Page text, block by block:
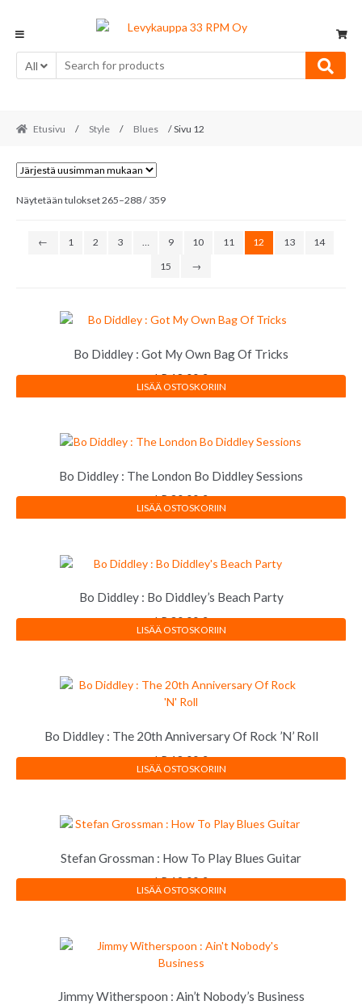
navigation
content
All
Etusivu / Style / Blues / Sivu 12
Näytetään tulokset 265–288 / 359Sorted
←
1 2 3 … 9 10 11 12 13
14
15
→
Bo Diddley : Got My Own Bag Of Tricks
LP18,00€
LISÄÄ OSTOSKORIIN
Bo Diddley : The London Bo Diddley Sessions
LP30,00€
LISÄÄ OSTOSKORIIN
Bo Diddley : Bo Diddley’s Beach Party
LP30,00€
LISÄÄ OSTOSKORIIN
Bo Diddley : The 20th Anniversary Of Rock ’N’ Roll
LP18,00€
LISÄÄ OSTOSKORIIN
Stefan Grossman : How To Play Blues Guitar
LP12,00€
LISÄÄ OSTOSKORIIN
Jimmy Witherspoon : Ain’t Nobody’s Business